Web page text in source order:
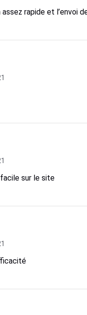
rapide et l’envoi
sur le site